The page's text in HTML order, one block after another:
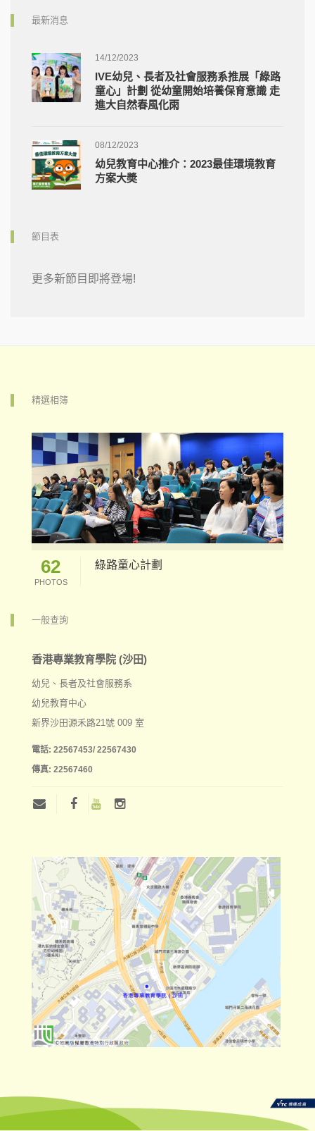
最新消息
14/12/2023
IVE幼兒、長者及社會服務系推展「綠路
童心」計劃 從幼童開始培養保育意識 走
進大自然春風化雨
08/12/2023
幼兒教育中心推介：2023最佳環境教育
方案大奬
節目表
更多新節目即將登場!
精選相簿
62
PHOTOS
綠路童心計劃
一般查詢
香港專業教育學院 (沙田)
幼兒、長者及社會服務系
幼兒教育中心
新界沙田源禾路21號 009 室
電話: 22567453/ 22567430
傳真: 22567460